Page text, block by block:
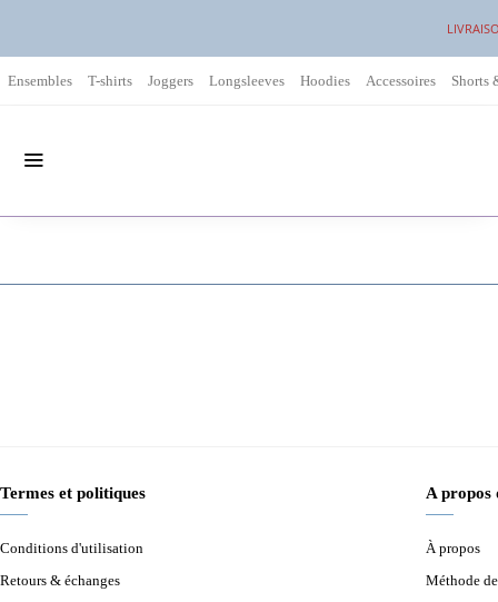
Ensembles T-shirts Joggers Longsleeves Hoodies Accessoires Shorts
Termes et politiques
Conditions d'utilisation
Retours & échanges
A propos
À propos
Méthode